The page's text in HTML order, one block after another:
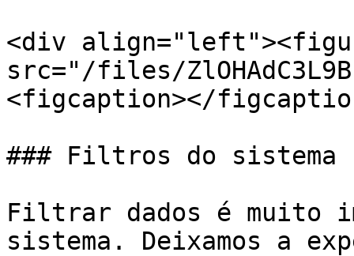
<div
src="/files/
<figcaption></
### Filtros do sistema
Filtrar dados é muito
sistema. Deixamos a